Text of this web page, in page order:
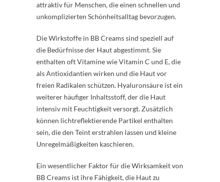
attraktiv für Menschen, die einen schnellen und
unkomplizierten Schönheitsalltag bevorzugen.
Die Wirkstoffe in BB Creams sind speziell auf
die Bedürfnisse der Haut abgestimmt. Sie
enthalten oft Vitamine wie Vitamin C und E, die
als Antioxidantien wirken und die Haut vor
freien Radikalen schützen. Hyaluronsäure ist ein
weiterer häufiger Inhaltsstoff, der die Haut
intensiv mit Feuchtigkeit versorgt. Zusätzlich
können lichtreflektierende Partikel enthalten
sein, die den Teint erstrahlen lassen und kleine
Unregelmäßigkeiten kaschieren.
Ein wesentlicher Faktor für die Wirksamkeit von
BB Creams ist ihre Fähigkeit, die Haut zu